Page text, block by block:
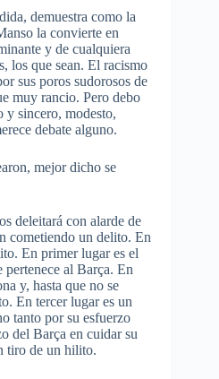
demuestra como la
la convierte en
y de cualquiera
los que sean. El racismo
sus poros sudorosos de
muy rancio. Pero debo
y sincero, modesto,
debate alguno.
mejor dicho se
deleitará con alarde de
cometiendo un delito. En
En primer lugar es el
al Barça. En
y, hasta que no se
En tercer lugar es un
tanto por su esfuerzo
del Barça en cuidar su
tiro de un hilito.